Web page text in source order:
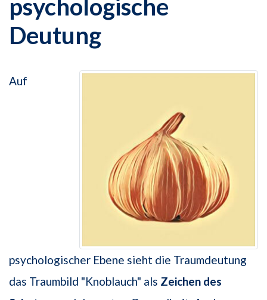
psychologische
Deutung
Auf
psychologischer Ebene sieht die Traumdeutung
das Traumbild "Knoblauch" als Zeichen des